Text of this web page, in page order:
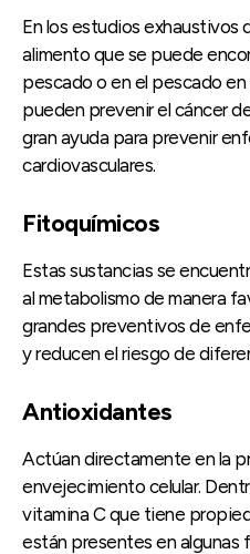
En los estudios exhaustivos
alimento que se puede
pescado o en el pescado
pueden prevenir el cáncer
gran ayuda para prevenir
cardiovasculares.
Fitoquímicos
Estas sustancias se
al metabolismo de manera
grandes preventivos de
y reducen el riesgo de
Antioxidantes
Actúan directamente en la
envejecimiento celular.
vitamina C que tiene
están presentes en algunas